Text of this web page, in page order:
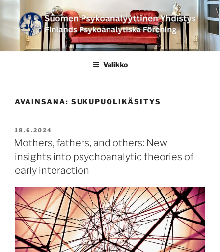
sisältöön
SUOMEN
PSYKOANALYYTTINEN
PSYKOANALYTISKA
Valikko
AVAINSANA: SUKUPUOLIKÄSITYS
JULKAISTU
18.6.2024
Mothers, fathers, and others: New
insights into psychoanalytic theories of
early interaction